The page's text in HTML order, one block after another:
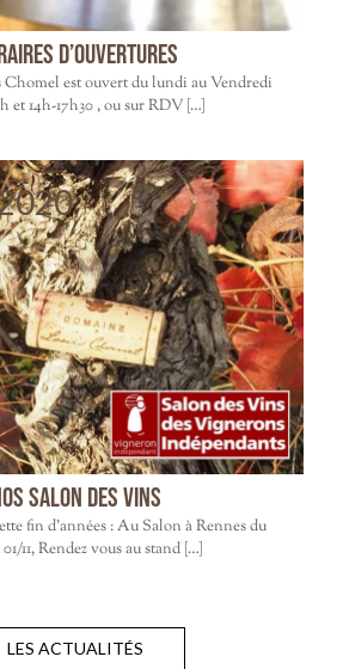
D’OUVERTURES
est ouvert du lundi au Vendredi
et 14h-17h30 , ou sur RDV[…]
Salon des vins
fin d’années : Au Salon à Rennes du
01/11, Rendez vous au stand[…]
LES ACTUALITÉS